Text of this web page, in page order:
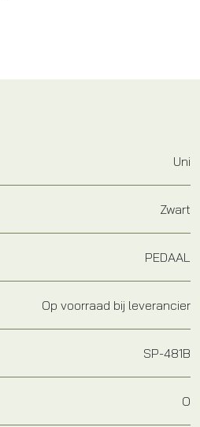
Uni
Zwart
PEDAAL
Op voorraad bij leverancier
SP-481B
O